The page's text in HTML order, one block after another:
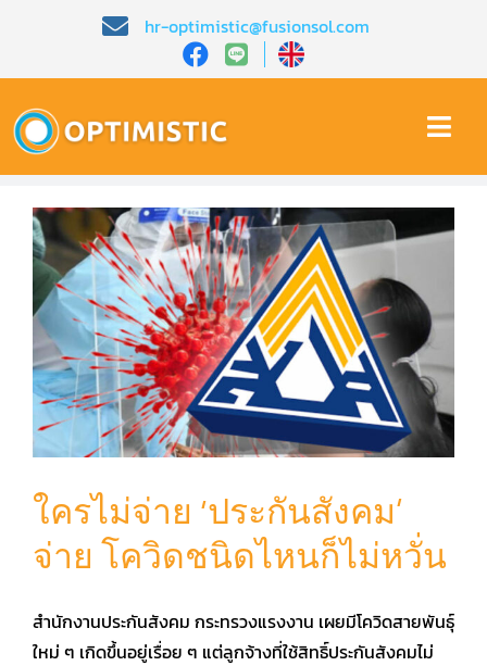
content
hr-optimistic@fusionsol.com
หน้าหลัก​
เกี่ยวกับเรา​
คุณสมบัติ​
บทความ
การสาธิต
คู่มือการใช้งาน
สมัครใช้งานฟรี
ใครไม่จ่าย ‘ประกันสังคม’
จ่าย โควิดชนิดไหนก็ไม่หวั่น
สำนักงานประกันสังคม กระทรวงแรงงาน เผยมีโควิดสายพันธุ์
ใหม่ ๆ เกิดขึ้นอยู่เรื่อย ๆ แต่ลูกจ้างที่ใช้สิทธิ์ประกันสังคมไม่